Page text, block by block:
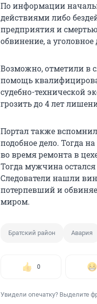
По информации
действиями либо
предприятия и
обвинение, а уголовное
Возможно, отметили в
помощь
судебно-технической
грозить до 4 лет
Портал также
подобное дело. Тогда
во время ремонта в
Тогда мужчина
Следователи нашли
потерпевший и
миром.
Братский район Авария
0
Увидели опечатку? Выделите